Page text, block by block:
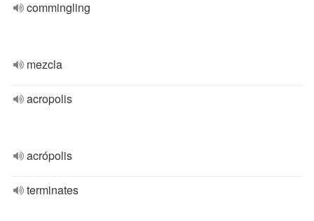
commingling
mezcla
acropolis
acrópolis
terminates